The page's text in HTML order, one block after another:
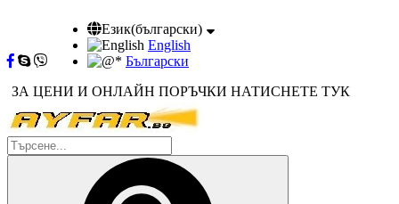
Език(български)
English
Български
ЗА ЦЕНИ И ОНЛАЙН ПОРЪЧКИ НАТИСНЕТЕ ТУК